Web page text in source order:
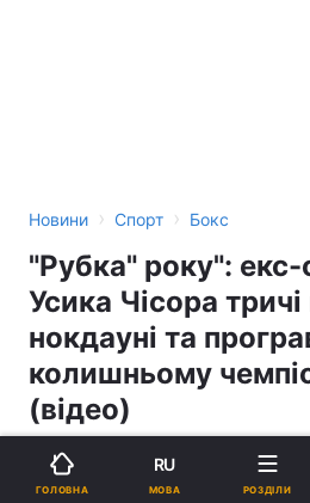
Новини › Спорт › Бокс
"Рубка" року":
Усика Чісора
нокдауні та
колишньому
(відео)
АНТОН ДУДАР
ГОЛОВНА
RU
МОВА РОЗДІЛИ